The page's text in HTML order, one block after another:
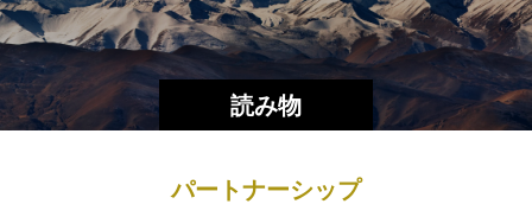
読み物
パートナーシップ